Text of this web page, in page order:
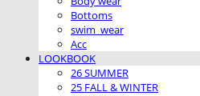
Bottoms
swim_wear
Acc
LOOKBOOK
26 SUMMER
25 FALL & WINTER